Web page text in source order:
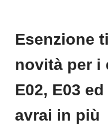
Esenzione
novità per i
E02, E03
avrai in più